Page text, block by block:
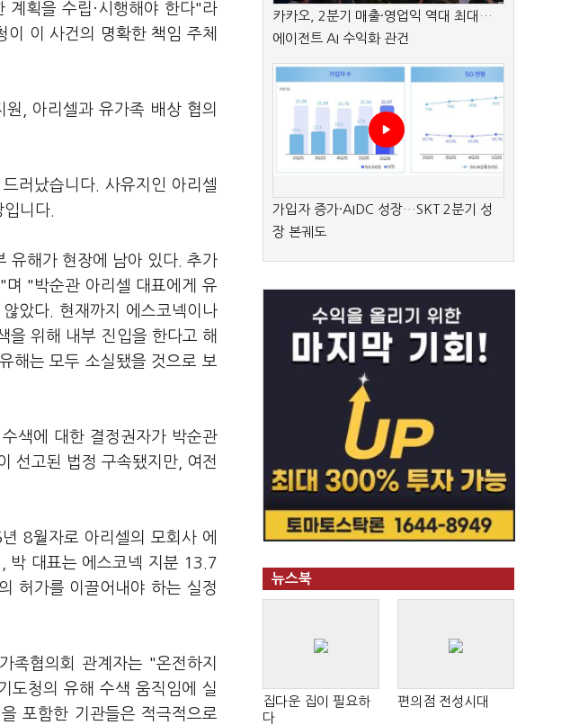
계획을 수립·시행해야 한다"라
이 사건의 명확한 책임 주체
, 아리셀과 유가족 배상 협의
러났습니다. 사유지인 아리셀
니다.
유해가 현장에 남아 있다. 추가
며 "박순관 아리셀 대표에게 유
았다. 현재까지 에스코넥이나
을 위해 내부 진입을 한다고 해
해는 모두 소실됐을 것으로 보
색에 대한 결정권자가 박순관
선고된 법정 구속됐지만, 여전
8월자로 아리셀의 모회사 에
박 대표는 에스코넥 지분 13.7
허가를 이끌어내야 하는 실정
족협의회 관계자는 "온전하지
도청의 유해 수색 움직임에 실
포함한 기관들은 적극적으로
카카오, 2분기 매출·영업익 역대 최대…
에이전트 AI 수익화 관건
가입자 증가·AIDC 성장…SKT 2분기 성
장 본궤도
뉴스북
집다운 집이 필요하
다
편의점 전성시대